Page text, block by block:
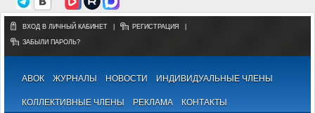
ВХОД В ЛИЧНЫЙ КАБИНЕТ РЕГИСТРАЦИЯ
ЗАБЫЛИ ПАРОЛЬ?
АВОК ЖУРНАЛЫ НОВОСТИ ИНДИВИДУАЛЬНЫЕ ЧЛЕНЫ
КОЛЛЕКТИВНЫЕ ЧЛЕНЫ РЕКЛАМА КОНТАКТЫ